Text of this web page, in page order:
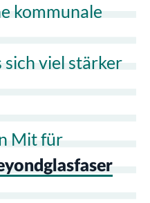
kommunale
sich viel stärker
Mit für